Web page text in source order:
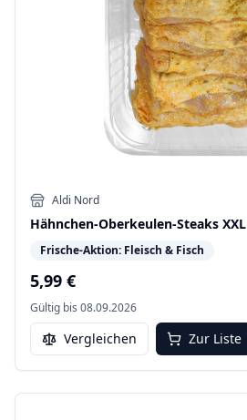
Aldi Nord
Hähnchen-Oberkeulen-Steaks XXL
Frische-Aktion: Fleisch & Fisch
5,99 €
Gültig bis 08.09.2026
Vergleichen Zur Liste